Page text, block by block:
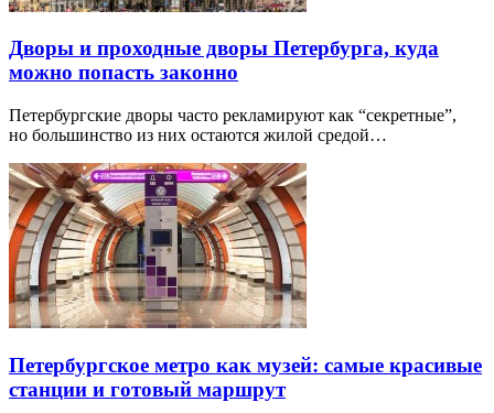
Дворы и проходные дворы Петербурга, куда
можно попасть законно
Петербургские дворы часто рекламируют как “секретные”,
но большинство из них остаются жилой средой…
Петербургское метро как музей: самые красивые
станции и готовый маршрут